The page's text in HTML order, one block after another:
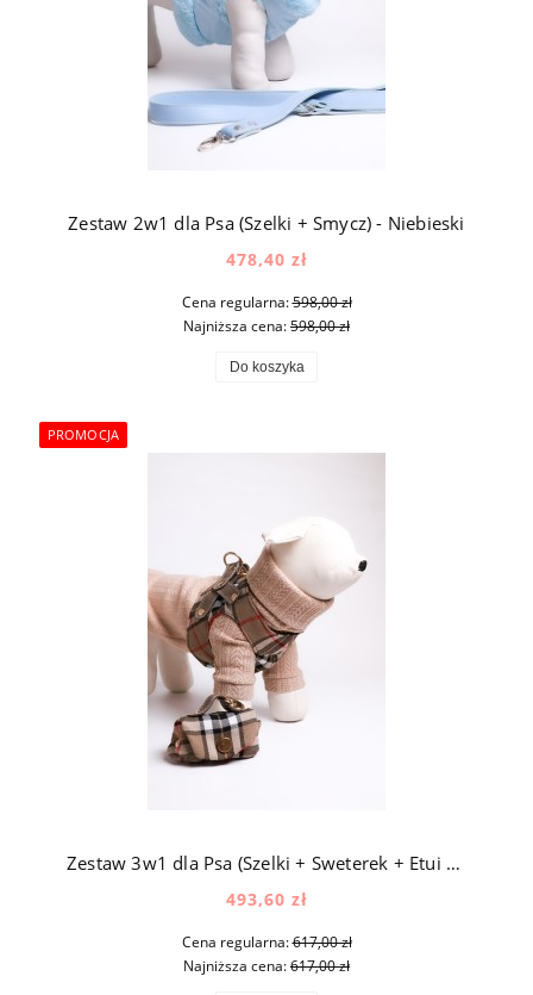
Zestaw 2w1 dla Psa (Szelki + Smycz) - Niebieski
478,40 zł
Cena regularna:598,00 zł
Najniższa cena:598,00 zł
Do koszyka
Zestaw 3w1 dla Psa (Szelki + Sweterek + Etui na kupoworki) Wełna, Jedwab - Kratka
493,60 zł
Cena regularna:617,00 zł
Najniższa cena:617,00 zł
PROMOCJA